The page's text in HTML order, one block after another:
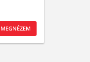
MEGNÉZEM